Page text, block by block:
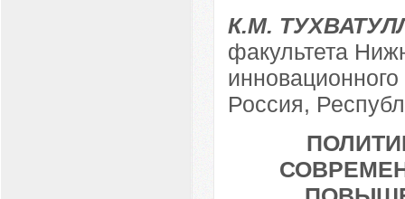
К.М.
факультета
Россия,